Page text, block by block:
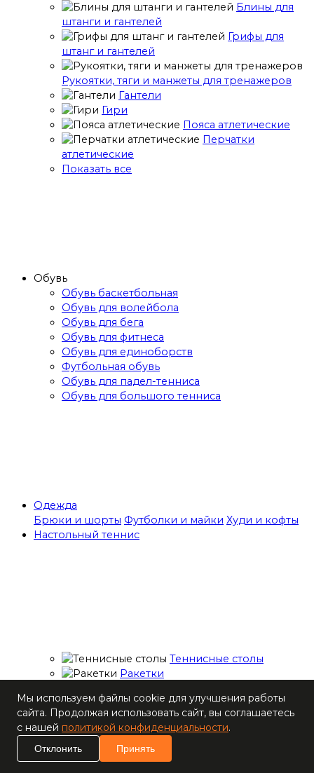
Блины для
штанги и гантелей
Грифы для
штанг и гантелей
Рукоятки, тяги и манжеты для тренажеров
Гантели
Гири
Пояса атлетические
Перчатки
атлетические
Показать все
Обувь
Обувь баскетбольная
Обувь для волейбола
Обувь для бега
Обувь для фитнеса
Обувь для единоборств
Футбольная обувь
Обувь для падел-тенниса
Обувь для большого тенниса
Одежда
Брюки и шорты Футболки и майки Худи и кофты
Настольный теннис
Теннисные столы
Ракетки
ракеток
Основания для
ракеток
Мячи
Наборы
Мы используем файлы cookie для улучшения работы
сайта. Продолжая использовать сайт, вы соглашаетесь
с нашей политикой конфиденциальности.
Отклонить Принять